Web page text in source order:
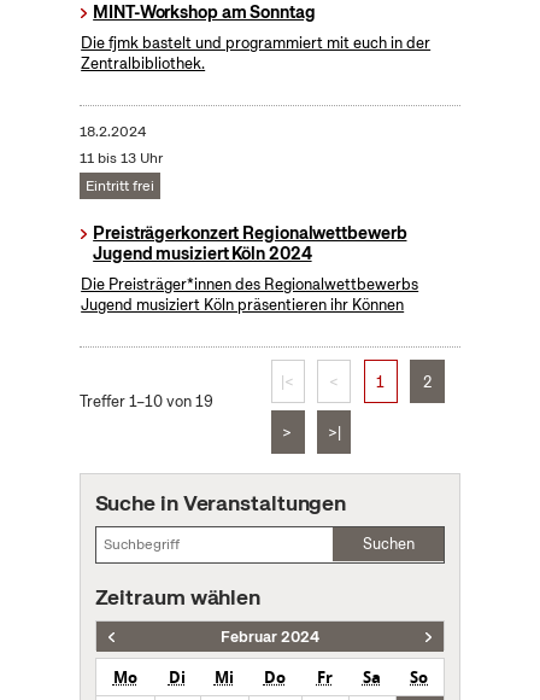
MINT-Workshop am Sonntag
Die fjmk bastelt und programmiert mit euch in der
Zentralbibliothek.
18.2.2024
11 bis 13 Uhr
Eintritt frei
Preisträgerkonzert Regionalwettbewerb
Jugend musiziert Köln 2024
Die Preisträger*innen des Regionalwettbewerbs
Jugend musiziert Köln präsentieren ihr Können
Treffer 1–10 von 19
|< < 1 2
> >|
Suche in Veranstaltungen
Suchen
Zeitraum wählen
Februar 2024
Mo Di Mi Do Fr Sa
So